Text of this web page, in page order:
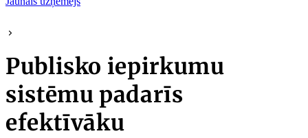
Publisko iepirkumu
sistēmu padarīs
efektīvāku